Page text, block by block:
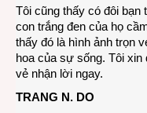
Tôi cũng thấy có đôi
con trắng đen của họ
thấy đó là hình ảnh trọn
hoa của sự sống. Tôi
vẻ nhận lời ngay.
TRANG N. DO